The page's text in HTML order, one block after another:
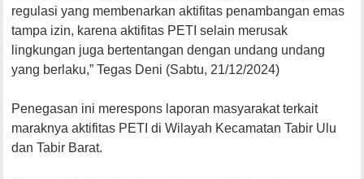
regulasi yang membenarkan aktifitas penambangan emas
tampa izin, karena aktifitas PETI selain merusak
lingkungan juga bertentangan dengan undang undang
yang berlaku,” Tegas Deni (Sabtu, 21/12/2024)
Penegasan ini merespons laporan masyarakat terkait
maraknya aktifitas PETI di Wilayah Kecamatan Tabir Ulu
dan Tabir Barat.